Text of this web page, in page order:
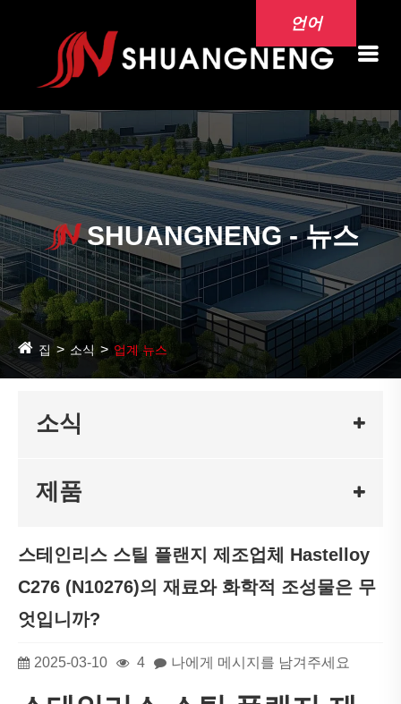
언어
SHUANGNENG - 뉴스
집 소식 업계 뉴스
소식
제품
스테인리스 스틸 플랜지 제조업체 Hastelloy
C276 (N10276)의 재료와 화학적 조성물은 무
엇입니까?
2025-03-10 4 나에게 메시지를 남겨주세요